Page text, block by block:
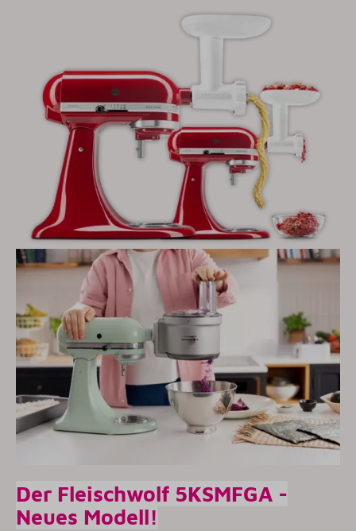
Der Fleischwolf 5KSMFGA -
Neues Modell!